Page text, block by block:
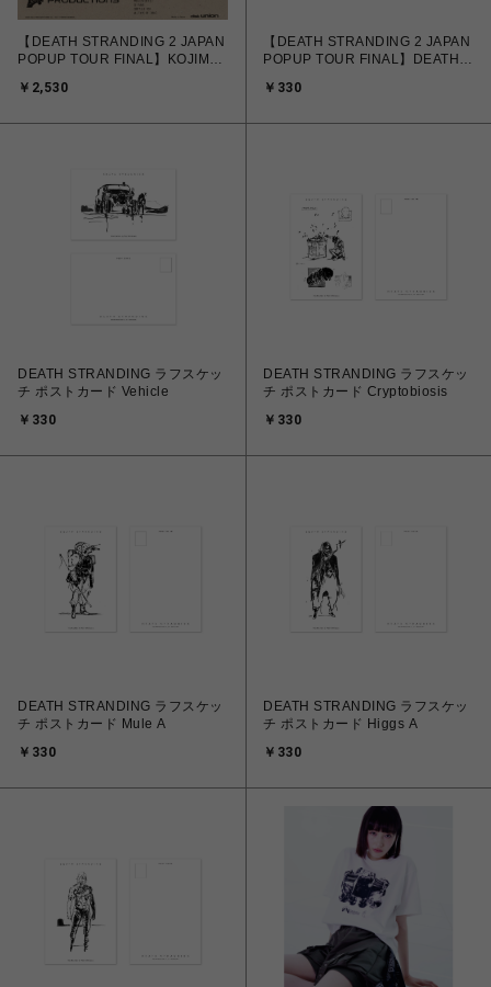
【DEATH STRANDING 2 JAPAN
POPUP TOUR FINAL】KOJIMA
オン スリップマット
￥2,530
【DEATH STRANDING 2 JAPAN
POPUP TOUR FINAL】DEATH
￥330
DEATH STRANDING ラフスケッ
チ ポストカード Vehicle
￥330
DEATH STRANDING ラフスケッ
チ ポストカード Cryptobiosis
￥330
DEATH STRANDING ラフスケッ
チ ポストカード Mule A
￥330
DEATH STRANDING ラフスケッ
チ ポストカード Higgs A
￥330